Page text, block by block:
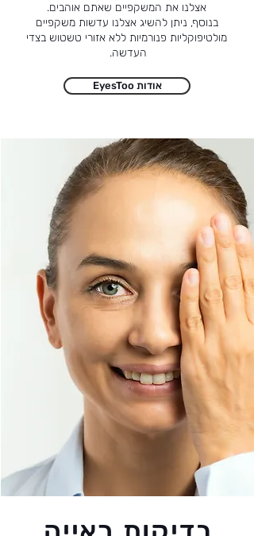
אצלנו את המשקפיים שאתם אוהבים.
בנוסף, ניתן להשיג אצלנו עדשות משקפיים
מולטיפוקליות פנורמיות ללא אזורי טשטוש בצדי
העדשה.
EyesToo אודות